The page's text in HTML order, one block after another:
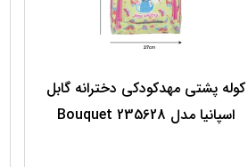
کوله پشتی مهدکودکی دخترانه گابل
اسپانیا مدل Bouquet 235628